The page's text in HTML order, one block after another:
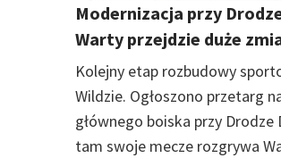
Modernizacja przy
Warty przejdzie duże
Kolejny etap rozbudowy
Wildzie. Ogłoszono przetarg
głównego boiska przy Drodze
tam swoje mecze rozgrywa